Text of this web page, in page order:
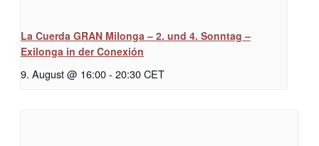
La Cuerda GRAN Milonga – 2. und 4. Sonntag –
Exilonga in der Conexión
9. August @ 16:00- 20:30CET